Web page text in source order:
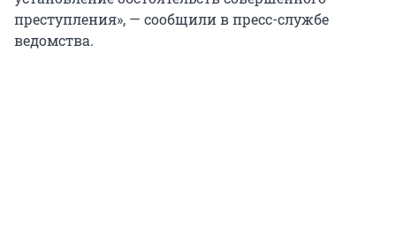
преступления», — сообщили в пресс-службе
ведомства.